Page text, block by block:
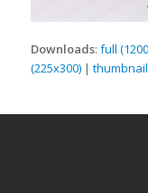
Downloads: full
(225x300)| thumbnail